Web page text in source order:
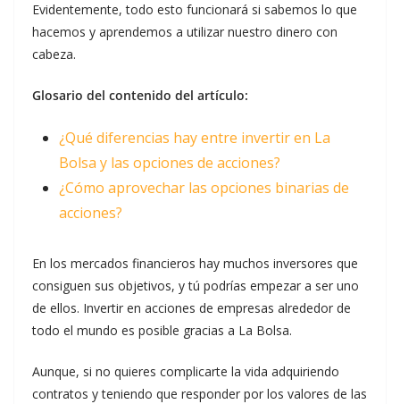
Evidentemente, todo esto funcionará si sabemos lo que
hacemos y aprendemos a utilizar nuestro dinero con
cabeza.
Glosario del contenido del artículo:
¿Qué diferencias hay entre invertir en La
Bolsa y las opciones de acciones?
¿Cómo aprovechar las opciones binarias de
acciones?
En los mercados financieros hay muchos inversores que
consiguen sus objetivos, y tú podrías empezar a ser uno
de ellos. Invertir en acciones de empresas alrededor de
todo el mundo es posible gracias a La Bolsa.
Aunque, si no quieres complicarte la vida adquiriendo
contratos y teniendo que responder por los valores de las